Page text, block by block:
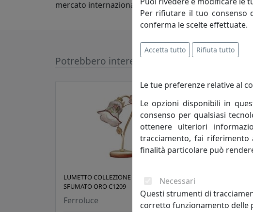
mercato internazionale.
Potrebbero interessarti
LUMETTO COLLEZIONE PISA
SFUMATO ORO C1209
Ferroluce Ferroluce
Per rifiutare il tuo consenso
conferma le scelte effettuate.
Accetta tutto Rifiuta tutto
Le tue preferenze relative al
Le opzioni disponibili in
consenso per qualsiasi
ottenere ulteriori
tracciamento, fai riferimento
finalità particolare può
Necessari
Questi strumenti di
corretto funzionamento delle